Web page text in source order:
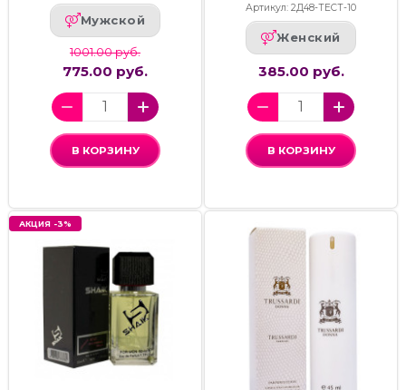
Мужской
1001.00 руб.
775.00 руб.
В КОРЗИНУ
Артикул: 2Д48-ТЕСТ-10
Женский
385.00 руб.
В КОРЗИНУ
АКЦИЯ -3%